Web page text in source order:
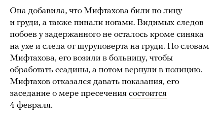
Она добавила, что Мифтахова били по лицу
и груди, а также пинали ногами. Видимых следов
побоев у задержанного не осталось кроме синяка
на ухе и следа от шуруповерта на груди. По словам
Мифтахова, его возили в больницу, чтобы
обработать ссадины, а потом вернули в полицию.
Мифтахов отказался давать показания, его
заседание о мере пресечения состоится
4 февраля.